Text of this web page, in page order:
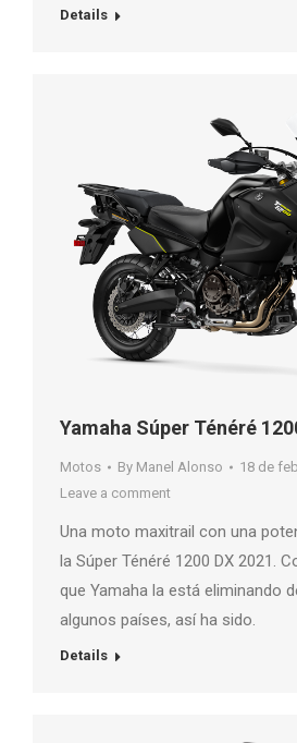
Details
Yamaha Súper Ténéré
Motos By Manel Alonso
18 de
Leave a comment
Una moto maxitrail con una
la Súper Ténéré 1200 DX 2021.
que Yamaha la está eliminando
algunos países, así ha sido.
Details